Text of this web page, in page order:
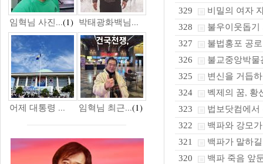
임혁님 사진...(1) 박태광화백님...
어제 대통령 ... 임혁님 최근...(1)
329 비밀의 여자
328 불우이웃돕
327 불법홍포 공
326 불교중앙박물
325 변신을 거듭
324 벡제의 꿈, 황
323 법보닷컴에
322 백파와 강모
321 백파가 말하
320 백파 죽음 앞